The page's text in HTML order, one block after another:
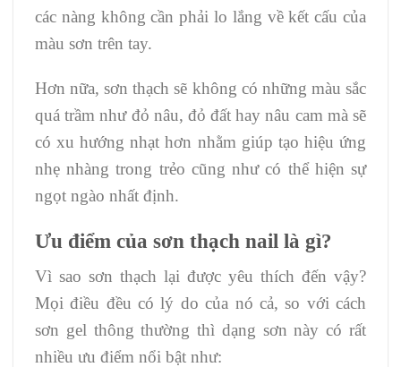
các nàng không cần phải lo lắng về kết cấu của
màu sơn trên tay.
Hơn nữa, sơn thạch sẽ không có những màu sắc
quá trầm như đỏ nâu, đỏ đất hay nâu cam mà sẽ
có xu hướng nhạt hơn nhằm giúp tạo hiệu ứng
nhẹ nhàng trong trẻo cũng như có thể hiện sự
ngọt ngào nhất định.
Ưu điểm của sơn thạch nail là gì?
Vì sao sơn thạch lại được yêu thích đến vậy?
Mọi điều đều có lý do của nó cả, so với cách
sơn gel thông thường thì dạng sơn này có rất
nhiều ưu điểm nổi bật như: